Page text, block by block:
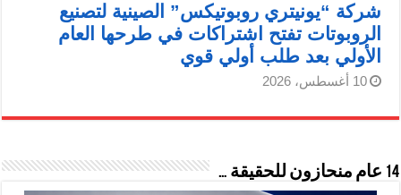
شركة “يونيتري روبوتيكس” الصينية لتصنيع
الروبوتات تفتح اشتراكات في طرحها العام
الأولي بعد طلب أولي قوي
10 أغسطس، 2026
14 عام منحازون للحقيقة …